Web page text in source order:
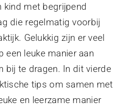
kind met begrijpend
die regelmatig voorbij
Gelukkig zijn er veel
een leuke manier aan
bij te dragen. In dit vierde
tips om samen met
en leerzame manier